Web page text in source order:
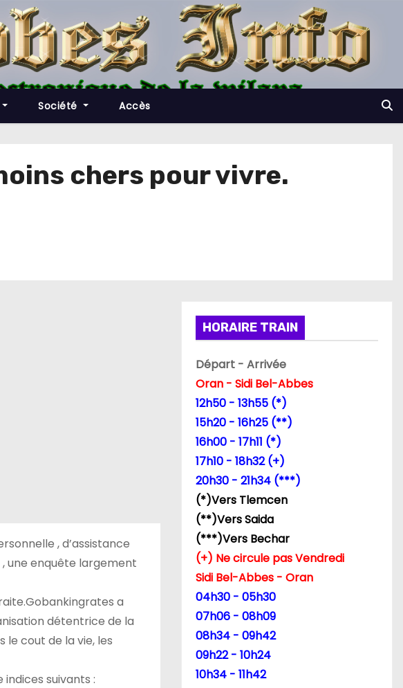
Société Accès
chers pour vivre.
, d’assistance
, une enquête largement
a
détentrice de la
le cout de la vie, les
suivants :
HORAIRE TRAIN
Départ - Arrivée
Oran - Sidi Bel-Abbes
12h50 - 13h55 (*)
15h20 - 16h25 (**)
16h00 - 17h11 (*)
17h10 - 18h32 (+)
20h30 - 21h34 (***)
(*)Vers Tlemcen
(**)Vers Saida
(***)Vers Bechar
(+) Ne circule pas Vendredi
Sidi Bel-Abbes - Oran
04h30 - 05h30
07h06 - 08h09
08h34 - 09h42
09h22 - 10h24
10h34 - 11h42